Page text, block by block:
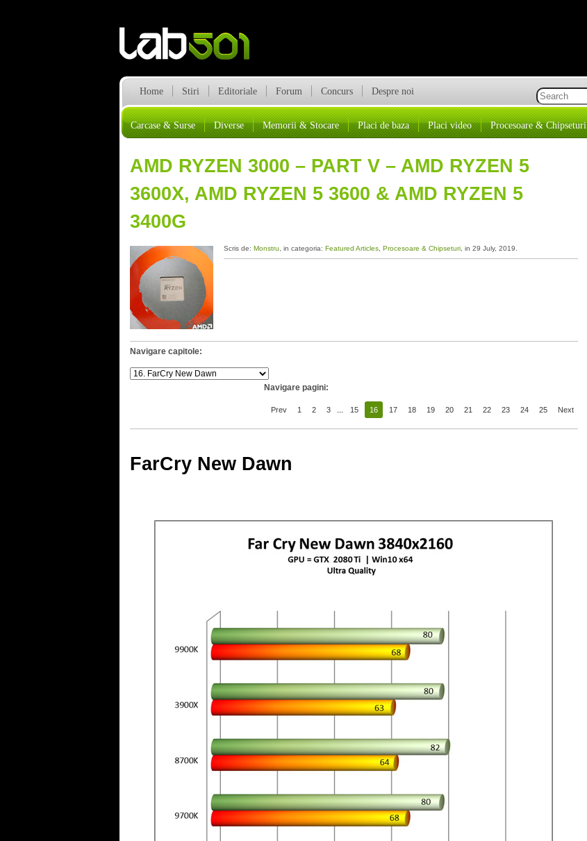
Home Stiri Editoriale Forum Concurs Despre noi
Carcase & Surse Diverse Memorii & Stocare Placi de baza Placi video Procesoare & Chipseturi
AMD RYZEN 3000 – PART V – AMD RYZEN 5
3600X, AMD RYZEN 5 3600 & AMD RYZEN 5
3400G
Scris de: Monstru , in categoria: Featured Articles, Procesoare & Chipseturi, in 29 July, 2019.
Navigare capitole:
Navigare pagini:
Prev 1 2 3 15 16 17 18 19 20 21 22 23 24 25 Next
FarCry New Dawn